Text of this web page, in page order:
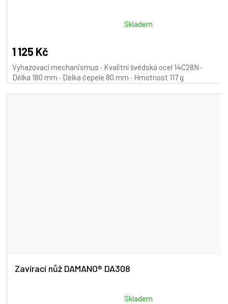
produktu
je
5,0
z
Skladem
1 125 Kč
Vyhazovací mechanismus · Kvalitní švédská ocel 14C28N ·
Délka 180 mm · Délka čepele 80 mm · Hmotnost 117 g
Zavírací nůž DAMANO® DA308
Skladem